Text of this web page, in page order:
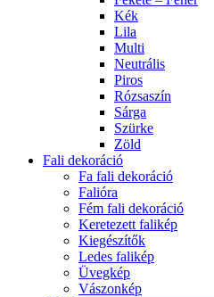
Kék
Lila
Multi
Neutrális
Piros
Rózsaszín
Sárga
Szürke
Zöld
Fali dekoráció
Fa fali dekoráció
Falióra
Fém fali dekoráció
Keretezett falikép
Kiegészítők
Ledes falikép
Üvegkép
Vászonkép